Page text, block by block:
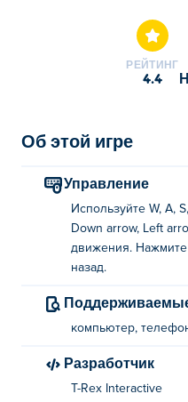
РЕЙТИНГ
4.4
Об этой игре
Управление
Используйте W, A,
Down arrow, Left
движения. Нажмите
назад.
компьютер,
Разработчик
T-Rex Interactive